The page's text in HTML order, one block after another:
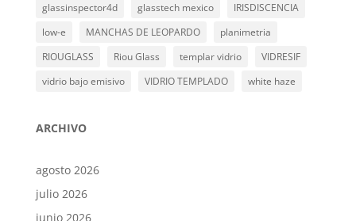
glassinspector4d
glasstech mexico
IRISDISCENCIA
low-e
MANCHAS DE LEOPARDO
planimetria
RIOUGLASS
Riou Glass templar vidrio
VIDRESIF
vidrio bajo emisivo
VIDRIO TEMPLADO white haze
ARCHIVO
agosto 2026
julio 2026
junio 2026